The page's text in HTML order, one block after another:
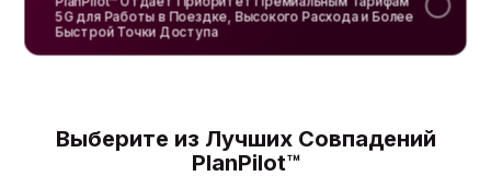
5G для Работы в Поездке, Высокого Расхода и Более
Быстрой Точки Доступа
Выберите из Лучших Совпадений
PlanPilot™